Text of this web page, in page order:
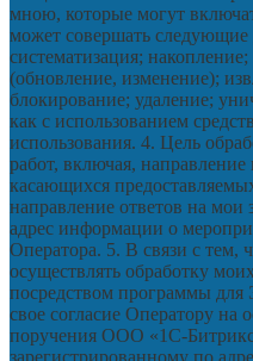
мною, которые могут
может совершать следующие
систематизация;
(обновление, изменение);
блокирование; удаление;
как с использованием
использования. 4. Цель
работ, включая,
касающихся
направление ответов на
адрес информации о
Оператора. 5. В связи с тем,
осуществлять обработку
посредством программы
свое согласие Оператору на
поручения ООО «1С-